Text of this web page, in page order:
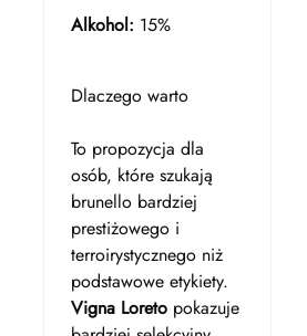
Alkohol: 15%
Dlaczego warto
To propozycja dla
osób, które szukają
brunello bardziej
prestiżowego i
terroirystycznego niż
podstawowe etykiety.
Vigna Loretopokazuje